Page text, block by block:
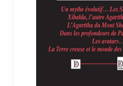
Suivi de la Commande